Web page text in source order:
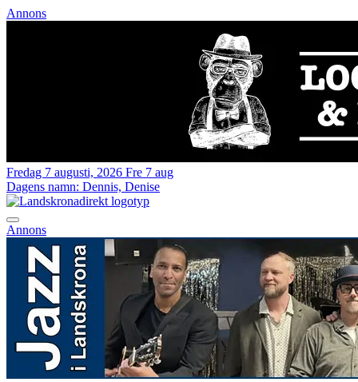
Annons
Fredag 7 augusti, 2026 Fre 7 aug
Dagens namn: Dennis, Denise
Annons